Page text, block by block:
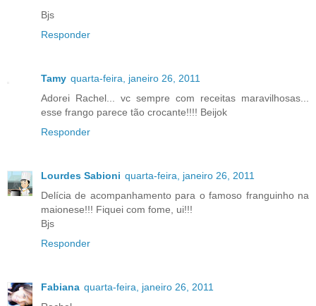
Bjs
Responder
Tamy quarta-feira, janeiro 26, 2011
Adorei Rachel... vc sempre com receitas maravilhosas...
esse frango parece tão crocante!!!! Beijok
Responder
Lourdes Sabioni quarta-feira, janeiro 26, 2011
Delícia de acompanhamento para o famoso franguinho na
maionese!!! Fiquei com fome, ui!!!
Bjs
Responder
Fabiana quarta-feira, janeiro 26, 2011